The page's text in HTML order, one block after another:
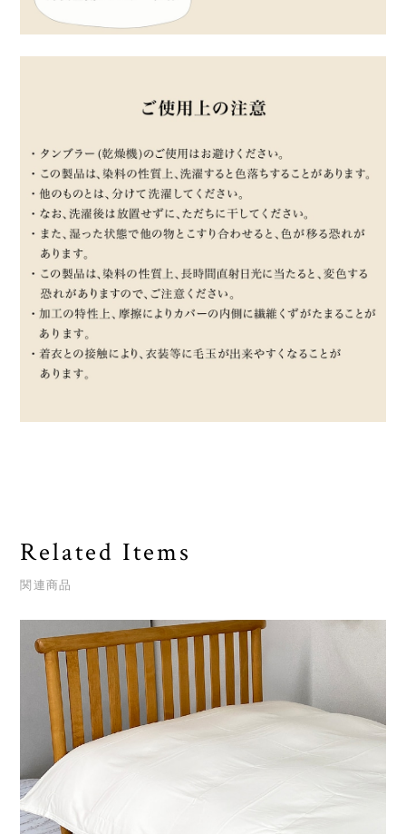
Related Items
関連商品